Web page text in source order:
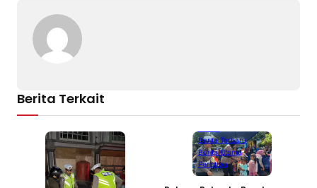
Berita Terkait
Berita Terbaru
Berita Utama
Peristiwa